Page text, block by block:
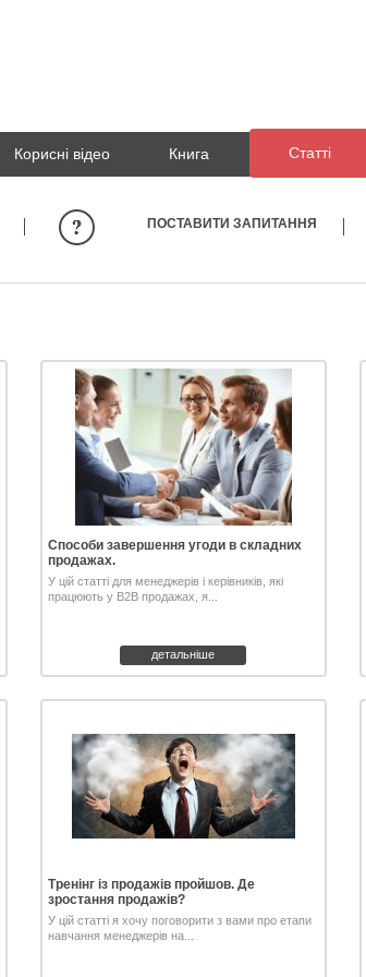
Корисні відео Книга Статті
ПОСТАВИТИ ЗАПИТАННЯ
Способи завершення угоди в складних
продажах.
У цій статті для менеджерів і керівників, які
працюють у В2В продажах, я...
детальніше
Тренінг із продажів пройшов. Де
зростання продажів?
У цій статті я хочу поговорити з вами про етапи
навчання менеджерів на...